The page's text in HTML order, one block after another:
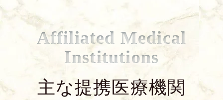
Affiliated Medical
Institutions
主な提携医療機関